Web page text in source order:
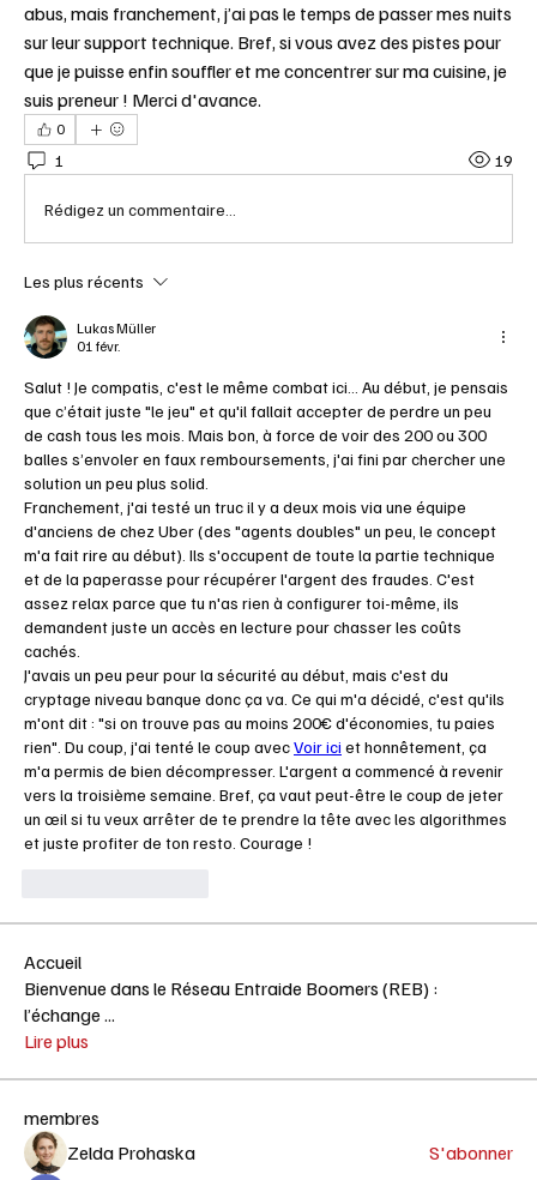
abus, mais franchement, j’ai pas le temps de passer mes nuits
sur leur support technique. Bref, si vous avez des pistes pour
que je puisse enfin souffler et me concentrer sur ma cuisine, je
suis preneur ! Merci d'avance.
0
1 19
Rédigez un commentaire...
Les plus récents
Lukas Müller
01 févr.
Salut ! Je compatis, c'est le même combat ici... Au début, je pensais
que c’était juste "le jeu" et qu'il fallait accepter de perdre un peu
de cash tous les mois. Mais bon, à force de voir des 200 ou 300
balles s’envoler en faux remboursements, j'ai fini par chercher une
solution un peu plus solid.
Franchement, j'ai testé un truc il y a deux mois via une équipe
d'anciens de chez Uber (des "agents doubles" un peu, le concept
m'a fait rire au début). Ils s'occupent de toute la partie technique
et de la paperasse pour récupérer l'argent des fraudes. C'est
assez relax parce que tu n'as rien à configurer toi-même, ils
demandent juste un accès en lecture pour chasser les coûts
cachés.
J'avais un peu peur pour la sécurité au début, mais c'est du
cryptage niveau banque donc ça va. Ce qui m'a décidé, c'est qu'ils
m'ont dit : "si on trouve pas au moins 200€ d'économies, tu paies
rien". Du coup, j'ai tenté le coup avec Voir ici et honnêtement, ça
m'a permis de bien décompresser. L'argent a commencé à revenir
vers la troisième semaine. Bref, ça vaut peut-être le coup de jeter
un œil si tu veux arrêter de te prendre la tête avec les algorithmes
et juste profiter de ton resto. Courage !
Accueil
Bienvenue dans le Réseau Entraide Boomers (REB) :
l’échange...
Lire plus
membres
Zelda Prohaska
S'abonner